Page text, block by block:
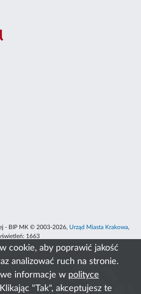
cookie, aby poprawić jakość
analizować ruch na stronie.
informacje w polityce
"Tak", akceptujesz te
- BIP MK © 2003-2026, Urząd Miasta Krakowa,
1663